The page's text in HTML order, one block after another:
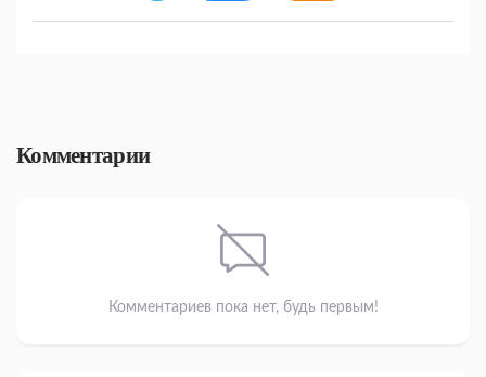
Комментарии
Комментариев пока нет, будь первым!